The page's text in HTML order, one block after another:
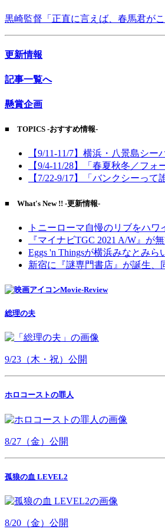
黒崎監督「正直に言えば、春馬君が
更新情報
記事一覧へ
懸賞企画
■ TOPICS -おすすめ情報-
【9/11-11/7】横浜・八景島シー
【9/4-11/28】「春夏秋冬／フ
【7/22-9/17】「バンクシーって
■ What's New !! -更新情報-
トニーローマ自慢のリブをハワ
『マイナビTGC 2021 A/W』が
Eggs 'n Thingsが横浜みなとみら
新宿に『謎専門書店』が誕生
Movie-Review
総理の夫
9/23（木・祝）公開
ホロコーストの罪人
8/27（金）公開
孤狼の血 LEVEL2
8/20（金）公開